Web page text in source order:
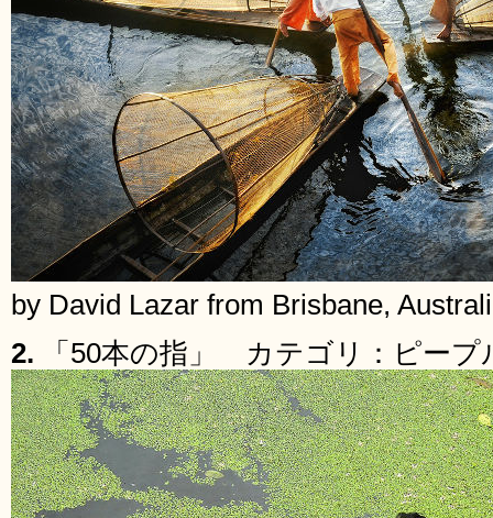
by David Lazar from Brisbane,
2.
「50本の指」 カテゴリ：ピープ